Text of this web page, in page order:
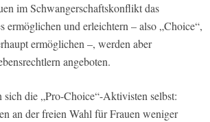
im Schwangerschaftskonflikt das
ermöglichen und erleichtern – also „Choice“,
ermöglichen –, werden aber
angeboten.
die „Pro-Choice“-Aktivisten selbst:
an der freien Wahl für Frauen weniger